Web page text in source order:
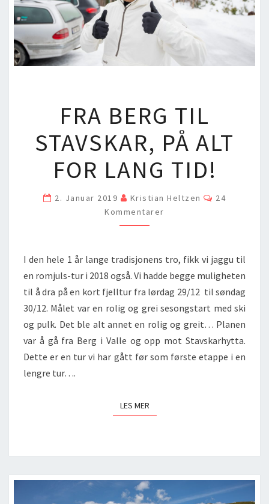
BERG
TIL
STAVSKAR,
PÅ
ALT
FOR
TID!
FRA BERG TIL
STAVSKAR, PÅ ALT
FOR LANG TID!
2. Januar 2019 Kristian Heltzen Comments
24
Kommentarer
I den hele 1 år lange tradisjonens tro, fikk vi jaggu til
en romjuls-tur i 2018 også. Vi hadde begge muligheten
til å dra på en kort fjelltur fra lørdag 29/12 til søndag
30/12. Målet var en rolig og grei sesongstart med ski
og pulk. Det ble alt annet en rolig og greit… Planen
var å gå fra Berg i Valle og opp mot Stavskarhytta.
Dette er en tur vi har gått før som første etappe i en
lengre tur….
LES MERLES MER